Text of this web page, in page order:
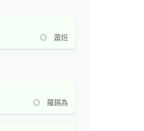
◎ 蕭烜
◎ 羅錫為